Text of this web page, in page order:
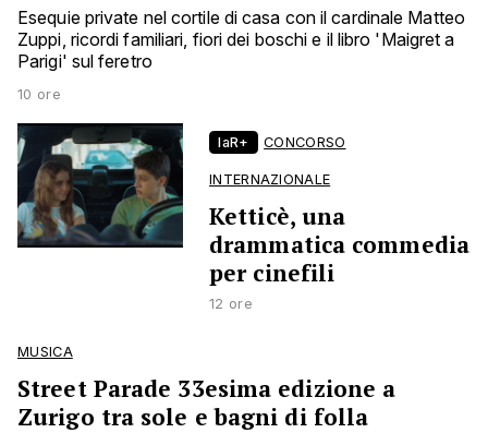
Esequie private nel cortile di casa con il cardinale Matteo
Zuppi, ricordi familiari, fiori dei boschi e il libro 'Maigret a
Parigi' sul feretro
10 ore
laR+ CONCORSO
INTERNAZIONALE
Ketticè, una
drammatica commedia
per cinefili
12 ore
MUSICA
Street Parade 33esima edizione a
Zurigo tra sole e bagni di folla